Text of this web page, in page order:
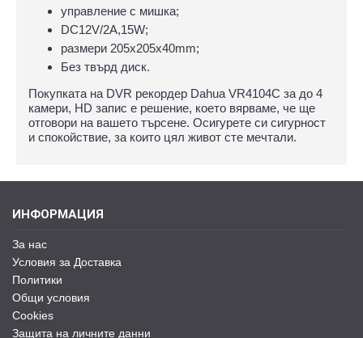
управление с мишка;
DC12V/2A,15W;
размери 205x205х40mm;
Без твърд диск.
Покупката на DVR рекордер Dahua VR4104С за до 4
камери, HD запис е решение, което вярваме, че ще
отговори на вашето търсене. Осигурете си сигурност
и спокойствие, за които цял живот сте мечтали.
ИНФОРМАЦИЯ
За нас
Условия за Доставка
Политики
Общи условия
Cookies
Защита на личните данни